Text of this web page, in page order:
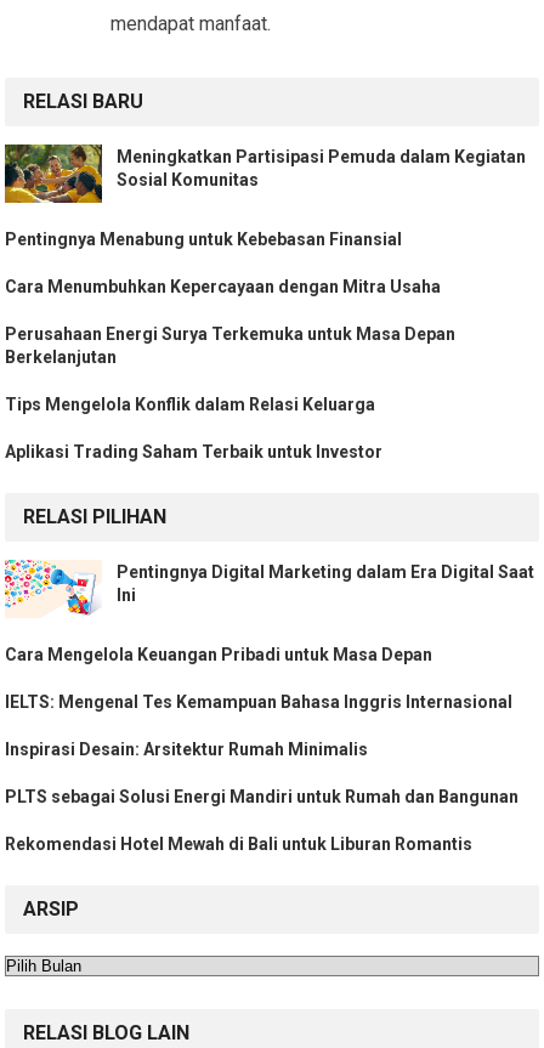
mendapat manfaat.
RELASI BARU
Meningkatkan Partisipasi Pemuda dalam Kegiatan
Sosial Komunitas
Pentingnya Menabung untuk Kebebasan Finansial
Cara Menumbuhkan Kepercayaan dengan Mitra Usaha
Perusahaan Energi Surya Terkemuka untuk Masa Depan
Berkelanjutan
Tips Mengelola Konflik dalam Relasi Keluarga
Aplikasi Trading Saham Terbaik untuk Investor
RELASI PILIHAN
Pentingnya Digital Marketing dalam Era Digital Saat
Ini
Cara Mengelola Keuangan Pribadi untuk Masa Depan
IELTS: Mengenal Tes Kemampuan Bahasa Inggris Internasional
Inspirasi Desain: Arsitektur Rumah Minimalis
PLTS sebagai Solusi Energi Mandiri untuk Rumah dan Bangunan
Rekomendasi Hotel Mewah di Bali untuk Liburan Romantis
ARSIP
Arsip
RELASI BLOG LAIN